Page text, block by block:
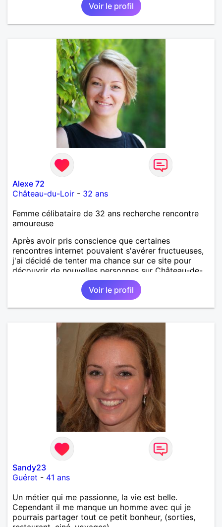
Voir le profil
Alexe 72
Château-du-Loir - 32 ans
Femme célibataire de 32 ans recherche rencontre
amoureuse
Après avoir pris conscience que certaines
rencontres internet pouvaient s'avérer fructueuses,
j'ai décidé de tenter ma chance sur ce site pour
découvrir de nouvelles personnes sur Château-de-
Loir voire Le Mans ou La Flèche !
Voir le profil
Sandy23
Guéret - 41 ans
Un métier qui me passionne, la vie est belle.
Cependant il me manque un homme avec qui je
pourrais partager tout ce petit bonheur, (sorties,